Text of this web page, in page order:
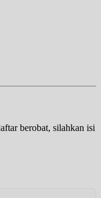
berobat, silahkan isi